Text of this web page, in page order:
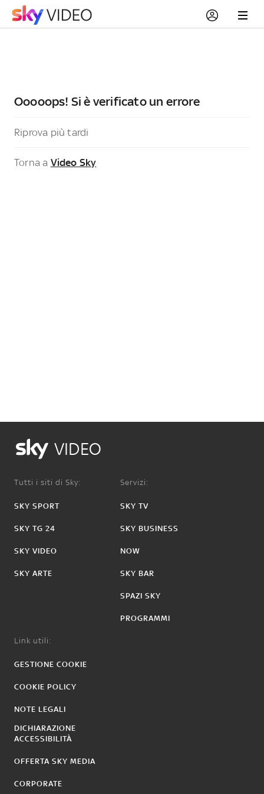
Ooooops! Si è verificato un errore
Riprova più tardi
Torna a Video Sky
VIDEO
Tutti i siti di Sky:
SKY SPORT
SKY TG 24
SKY VIDEO
SKY ARTE
Servizi:
SKY TV
SKY BUSINESS
NOW
SKY BAR
SPAZI SKY
PROGRAMMI
Link utili:
GESTIONE COOKIE
COOKIE POLICY
NOTE LEGALI
DICHIARAZIONE
ACCESSIBILITÀ
OFFERTA SKY MEDIA
CORPORATE